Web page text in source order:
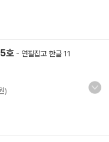
호 - 연필잡고 한글 11
)